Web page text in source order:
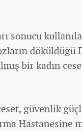
sonucu
döküldüğü
birkadın
güvenlik
Hastanesine